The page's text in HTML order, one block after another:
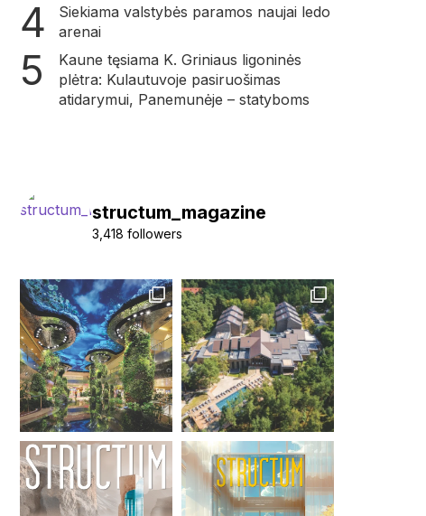
Siekiama valstybės paramos naujai ledo
arenai
Kaune tęsiama K. Griniaus ligoninės
plėtra: Kulautuvoje pasiruošimas
atidarymui, Panemunėje – statyboms
structum_magazine
3,418 followers